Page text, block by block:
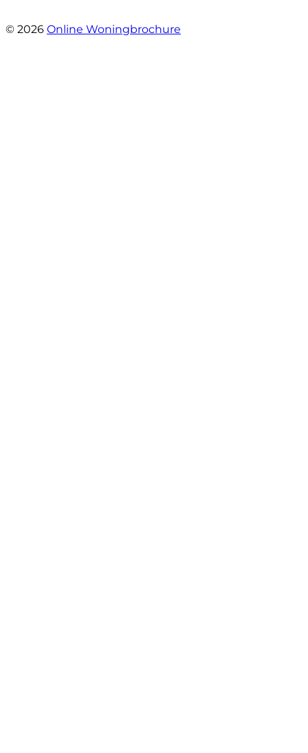
© 2026 Online Woningbrochure